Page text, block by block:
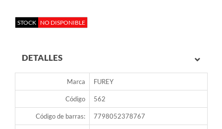
STOCK NO DISPONIBLE
DETALLES
Marca FUREY
Código 562
Código de barras: 7798052378767